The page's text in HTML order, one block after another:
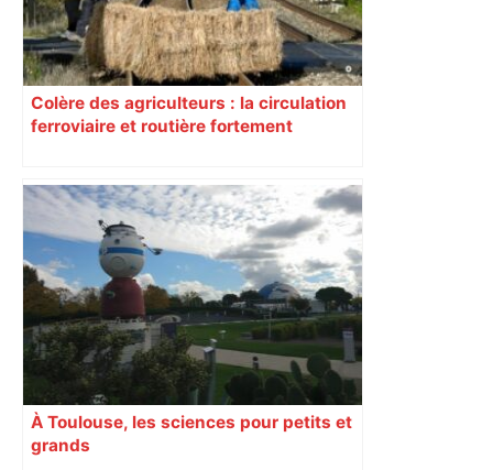
Colère des agriculteurs : la circulation
ferroviaire et routière fortement
À Toulouse, les sciences pour petits et
grands